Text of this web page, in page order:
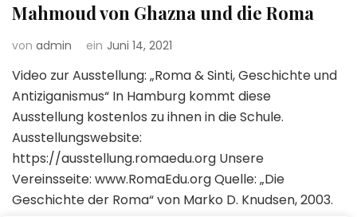
Mahmoud von Ghazna und die Roma
von admin ein Juni 14, 2021
Video zur Ausstellung: „Roma & Sinti, Geschichte und
Antiziganismus“ In Hamburg kommt diese
Ausstellung kostenlos zu ihnen in die Schule.
Ausstellungswebsite:
https://ausstellung.romaedu.org Unsere
Vereinsseite: www.RomaEdu.org Quelle: „Die
Geschichte der Roma“ von Marko D. Knudsen, 2003.